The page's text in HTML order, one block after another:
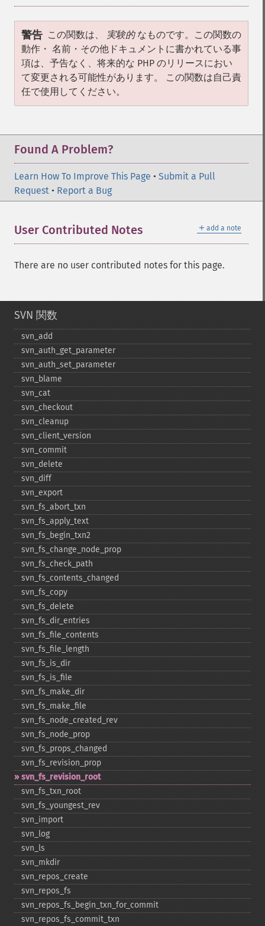
警告 この関数は、 実験的なものです。この関数の
動作・ 名前・その他ドキュメントに書かれている事
項は、予告なく、将来的な PHP のリリースにおい
て変更される可能性があります。 この関数は自己責
任で使用してください。
Found A Problem?
Learn How To Improve This Page • Submit a Pull
Request • Report a Bug
＋ add a note
User Contributed Notes
There are no user contributed notes for this page.
SVN 関数
svn_​add
svn_​auth_​get_​parameter
svn_​auth_​set_​parameter
svn_​blame
svn_​cat
svn_​checkout
svn_​cleanup
svn_​client_​version
svn_​commit
svn_​delete
svn_​diff
svn_​export
svn_​fs_​abort_​txn
svn_​fs_​apply_​text
svn_​fs_​begin_​txn2
svn_​fs_​change_​node_​prop
svn_​fs_​check_​path
svn_​fs_​contents_​changed
svn_​fs_​copy
svn_​fs_​delete
svn_​fs_​dir_​entries
svn_​fs_​file_​contents
svn_​fs_​file_​length
svn_​fs_​is_​dir
svn_​fs_​is_​file
svn_​fs_​make_​dir
svn_​fs_​make_​file
svn_​fs_​node_​created_​rev
svn_​fs_​node_​prop
svn_​fs_​props_​changed
svn_​fs_​revision_​prop
svn_​fs_​revision_​root
svn_​fs_​txn_​root
svn_​fs_​youngest_​rev
svn_​import
svn_​log
svn_​ls
svn_​mkdir
svn_​repos_​create
svn_​repos_​fs
svn_​repos_​fs_​begin_​txn_​for_​commit
svn_​repos_​fs_​commit_​txn